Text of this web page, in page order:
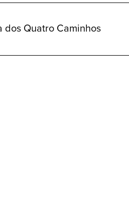
dos Quatro Caminhos